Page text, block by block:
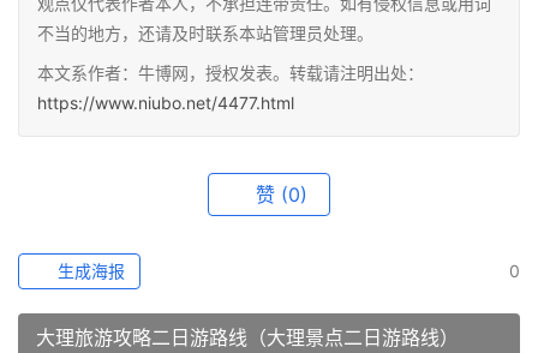
不当的地方，还请及时联系本站管理员处理。
本文系作者：牛博网，授权发表。转载请注明出处：
https://www.niubo.net/4477.html
赞 (0)
0
生成海报
大理旅游攻略二日游路线（大理景点二日游路线）